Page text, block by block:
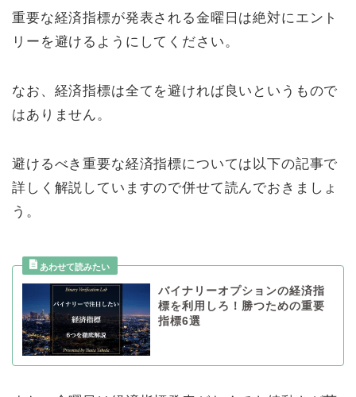
重要な経済指標が発表される金曜日は絶対にエント
リーを避けるようにしてください。
なお、経済指標は全てを避ければ良いというもので
はありません。
避けるべき重要な経済指標については以下の記事で
詳しく解説していますので併せて読んでおきましょ
う。
バイナリーオプションの経済指
標を利用しろ！勝つための重要
指標6選